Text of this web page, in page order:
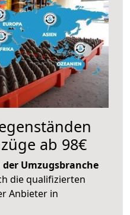
ab 98€
der Umzugsbranche
die qualifizierten
Anbieter in